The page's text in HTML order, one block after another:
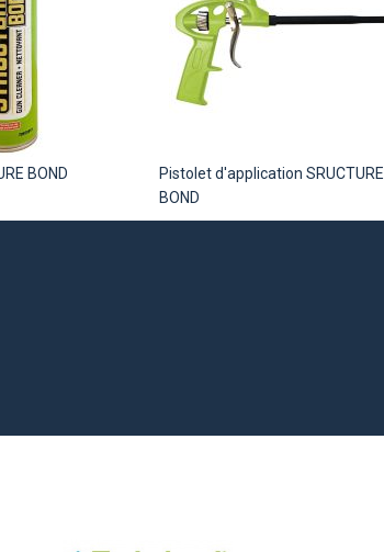
BOND
Pistolet d'application SRUCTURE
BOND